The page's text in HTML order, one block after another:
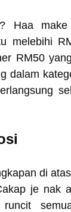
Haa
melebihi
RM50
dalam
di
je nak
runcit